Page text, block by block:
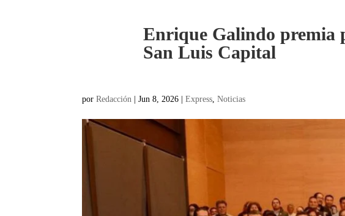
Enrique Galindo premia
San Luis Capital
porRedacción |Jun 8, 2026 |Express ,Noticias